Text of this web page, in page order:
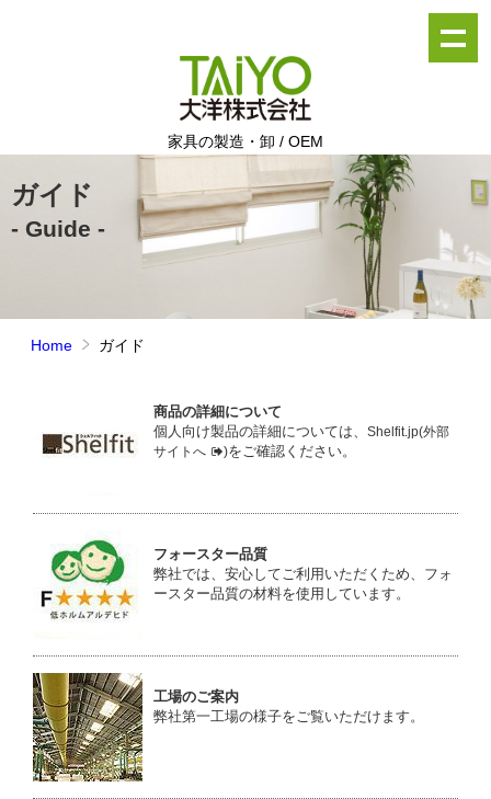
家具の製造・卸 / OEM
ガイド
- Guide -
Home ガイド
商品の詳細について
個人向け製品の詳細については、Shelfit.jp(外部
サイトへ
)をご確認ください。
フォースター品質
弊社では、安心してご利用いただくため、フォ
ースター品質の材料を使用しています。
工場のご案内
弊社第一工場の様子をご覧いただけます。